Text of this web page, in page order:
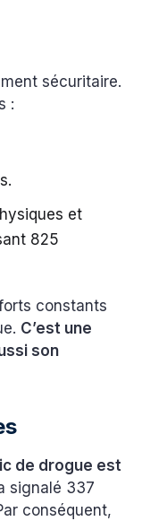
sécuritaire.
:
et
825
constants
C’est une
son
de drogue est
signalé 337
conséquent,